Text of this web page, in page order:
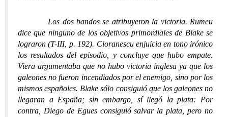
Los dos bandos se atribuyeron la victoria. Rumeu
dice que ninguno de los objetivos primordiales de Blake se
lograron (T-III, p. 192). Cioranescu enjuicia en tono irónico
los resultados del episodio, y concluye que hubo empate.
Viera argumentaba que no hubo victoria inglesa ya que los
galeones no fueron incendiados por el enemigo, sino por los
mismos españoles. Blake sólo consiguió que los galeones no
llegaran a España; sin embargo, sí llegó la plata: Por
contra, Diego de Egues consiguió salvar la plata, pero no